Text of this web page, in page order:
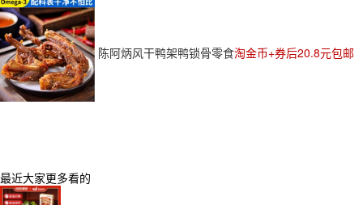
陈阿炳风干鸭架鸭锁骨零食淘金币+券后20.8元包邮
最近大家更多看的